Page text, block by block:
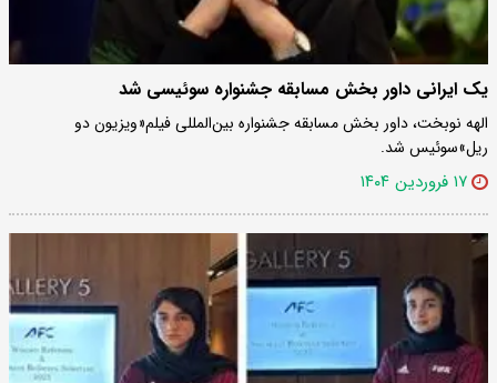
یک ایرانی داور بخش مسابقه جشنواره سوئیسی شد
الهه نوبخت، داور بخش مسابقه جشنواره بین‌المللی فیلم«ویزیون دو
ریل»سوئیس شد.
۱۷ فروردین ۱۴۰۴